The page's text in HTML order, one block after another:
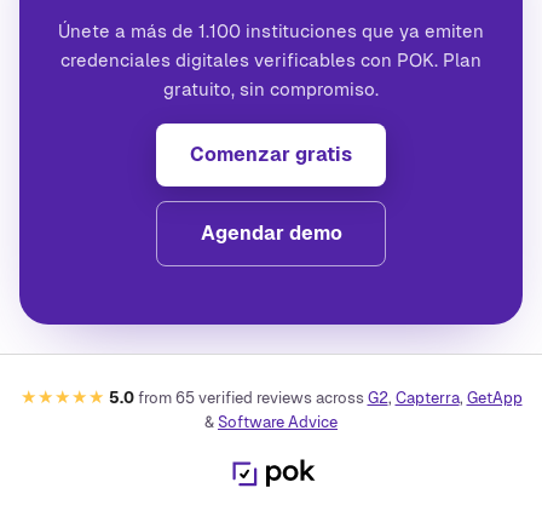
Únete a más de 1.100 instituciones que ya emiten
credenciales digitales verificables con POK. Plan
gratuito, sin compromiso.
Comenzar gratis
Agendar demo
★★★★★ 5.0 from 65verified reviews across G2, Capterra, GetApp
& Software Advice